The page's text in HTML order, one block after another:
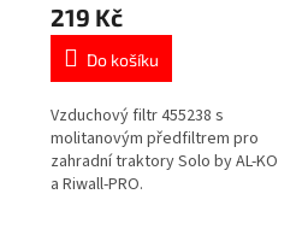
219 Kč
Do košíku
Vzduchový filtr 455238 s
molitanovým předfiltrem pro
zahradní traktory Solo by AL-KO
a Riwall-PRO.